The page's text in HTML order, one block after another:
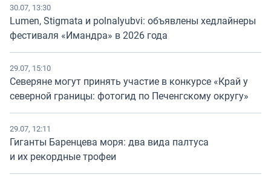
30.07, 13:30
Lumen, Stigmata и polnalyubvi: объявлены хедлайнеры
фестиваля «Имандра» в 2026 года
29.07, 15:10
Северяне могут принять участие в конкурсе «Край у
северной границы: фотогид по Печенгскому округу»
29.07, 12:11
Гиганты Баренцева моря: два вида палтуса
и их рекордные трофеи